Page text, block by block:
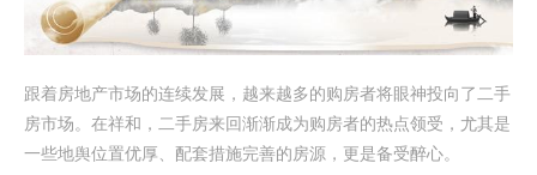
跟着房地产市场的连续发展，越来越多的购房者将眼神投向了二手
房市场。在祥和，二手房来回渐渐成为购房者的热点领受，尤其是
一些地舆位置优厚、配套措施完善的房源，更是备受醉心。